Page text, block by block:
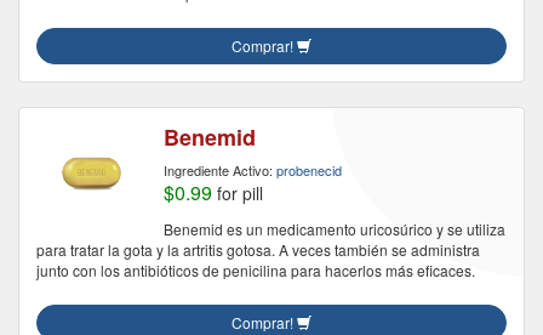
Comprar!
Benemid
Ingrediente Activo: probenecid
$0.99 for pill
Benemid es un medicamento uricosúrico y se utiliza
para tratar la gota y la artritis gotosa. A veces también se administra
junto con los antibióticos de penicilina para hacerlos más eficaces.
Comprar!